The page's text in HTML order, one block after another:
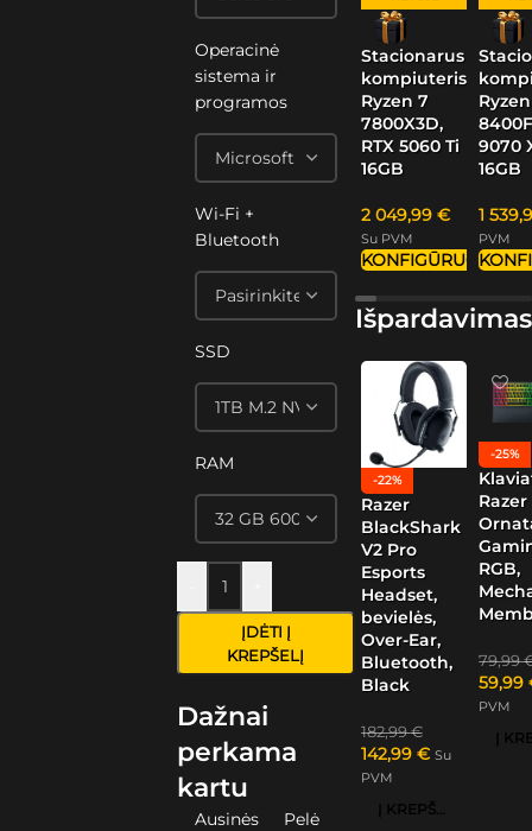
Operacinė
sistema ir
programos
Wi-Fi +
Bluetooth
SSD
RAM
ĮDĖTI Į
KREPŠELĮ
Dažnai
perkama
kartu
Ausinės Pelė
Stacionarus
kompiuteris
Ryzen 7
7800X3D,
RTX 5060 Ti
16GB
2 049,99 €
Su PVM
KONFIGŪRUOTI
9070
16GB
1
PVM
Išpardavimas
-22%
Razer
BlackShark
V2 Pro
Esports
Headset,
bevielės,
Over-Ear,
Bluetooth,
Black
182,99€
142,99 € Su
PVM
Į KREPŠELĮ
-25%
Razer
RGB,
79,99
59,99
PVM